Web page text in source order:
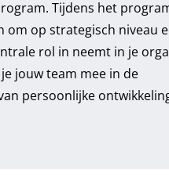
Tijdens het
om op strategisch niveau
rol in neemt in je
jouw team mee in de
persoonlijke